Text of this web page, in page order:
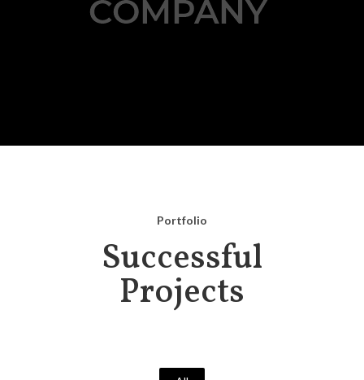
Portfolio
Successful
Projects